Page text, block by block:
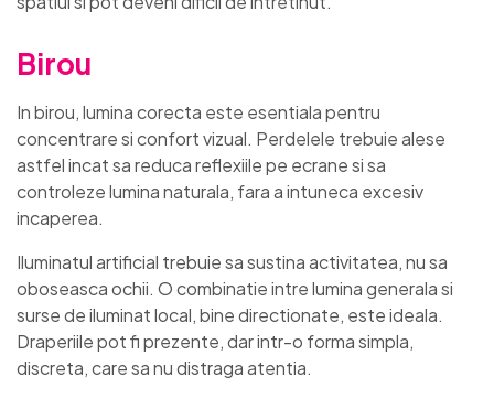
Birou
In birou, lumina corecta este esentiala pentru
concentrare si confort vizual. Perdelele trebuie alese
astfel incat sa reduca reflexiile pe ecrane si sa
controleze lumina naturala, fara a intuneca excesiv
incaperea.
Iluminatul artificial trebuie sa sustina activitatea, nu sa
oboseasca ochii. O combinatie intre lumina generala si
surse de iluminat local, bine directionate, este ideala.
Draperiile pot fi prezente, dar intr-o forma simpla,
discreta, care sa nu distraga atentia.